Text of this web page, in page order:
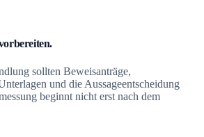
sollten Beweisanträge,
und die Aussageentscheidung
beginnt nicht erst nach dem